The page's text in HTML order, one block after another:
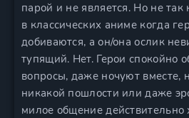
парой и не является. Но не так
в классических аниме когда
добиваются, а он/она ослик
тупящий. Нет. Герои спокойно
вопросы, даже ночуют вместе,
никакой пошлости или даже
милое общение действительно